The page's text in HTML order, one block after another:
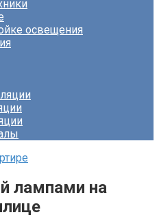
освещения
лампами на